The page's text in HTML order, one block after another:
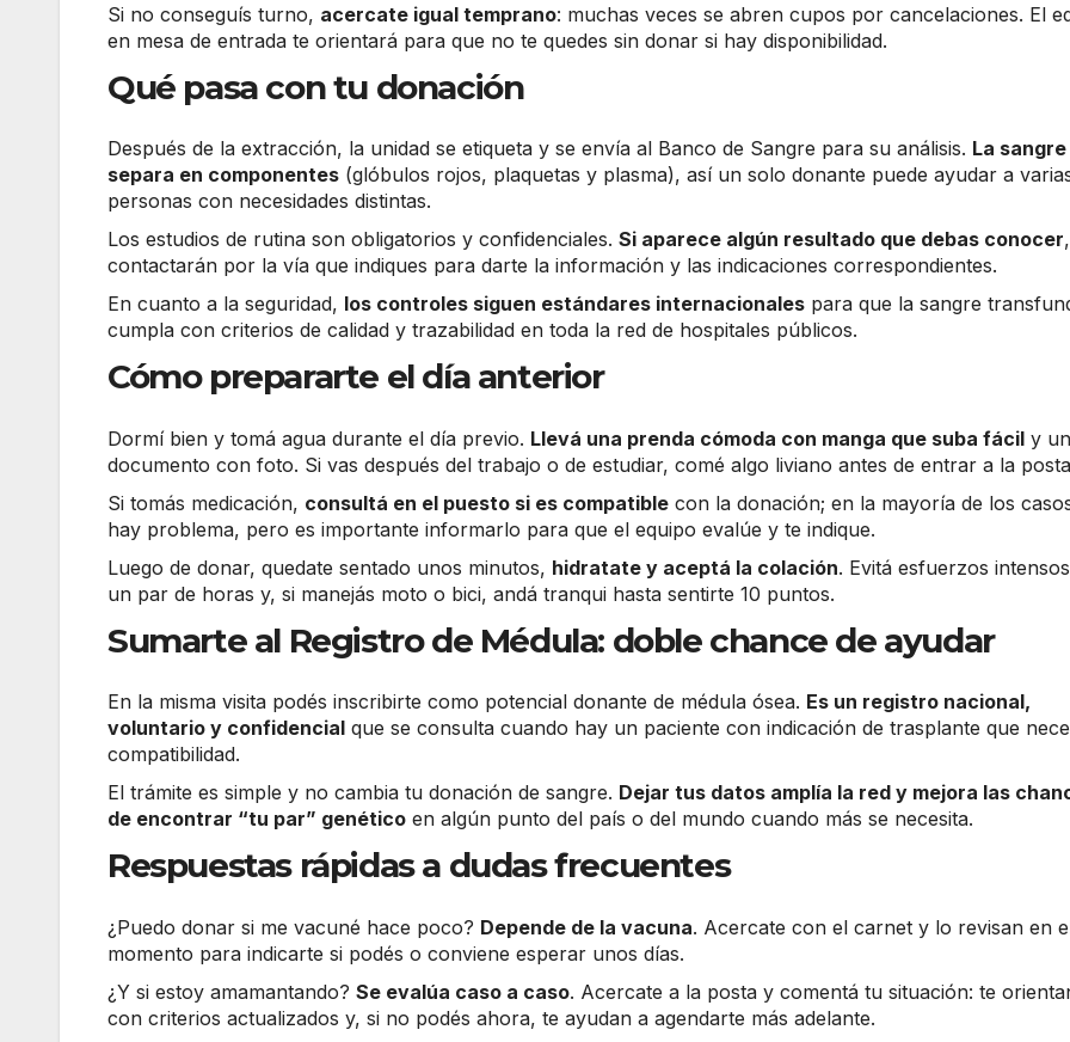
Si no conseguís turno, acercate igual temprano: muchas veces se abren cupos por cancelaciones. El
en mesa de entrada te orientará para que no te quedes sin donar si hay disponibilidad.
Qué pasa con tu donación
Después de la extracción, la unidad se etiqueta y se envía al Banco de Sangre para su análisis. La
separa en componentes (glóbulos rojos, plaquetas y plasma), así un solo donante puede ayudar a
personas con necesidades distintas.
Los estudios de rutina son obligatorios y confidenciales. Si aparece algún resultado que debas conocer
contactarán por la vía que indiques para darte la información y las indicaciones correspondientes.
En cuanto a la seguridad, los controles siguen estándares internacionales para que la sangre
cumpla con criterios de calidad y trazabilidad en toda la red de hospitales públicos.
Cómo prepararte el día anterior
Dormí bien y tomá agua durante el día previo. Llevá una prenda cómoda con manga que suba fácil y un
documento con foto. Si vas después del trabajo o de estudiar, comé algo liviano antes de entrar a la
Si tomás medicación, consultá en el puesto si es compatible con la donación; en la mayoría de los
hay problema, pero es importante informarlo para que el equipo evalúe y te indique.
Luego de donar, quedate sentado unos minutos, hidratate y aceptá la colación. Evitá esfuerzos
un par de horas y, si manejás moto o bici, andá tranqui hasta sentirte 10 puntos.
Sumarte al Registro de Médula: doble chance de ayudar
En la misma visita podés inscribirte como potencial donante de médula ósea. Es un registro nacional,
voluntario y confidencial que se consulta cuando hay un paciente con indicación de trasplante que
compatibilidad.
El trámite es simple y no cambia tu donación de sangre. Dejar tus datos amplía la red y mejora las
de encontrar “tu par” genético en algún punto del país o del mundo cuando más se necesita.
Respuestas rápidas a dudas frecuentes
¿Puedo donar si me vacuné hace poco? Depende de la vacuna. Acercate con el carnet y lo revisan en
momento para indicarte si podés o conviene esperar unos días.
¿Y si estoy amamantando? Se evalúa caso a caso. Acercate a la posta y comentá tu situación: te
con criterios actualizados y, si no podés ahora, te ayudan a agendarte más adelante.